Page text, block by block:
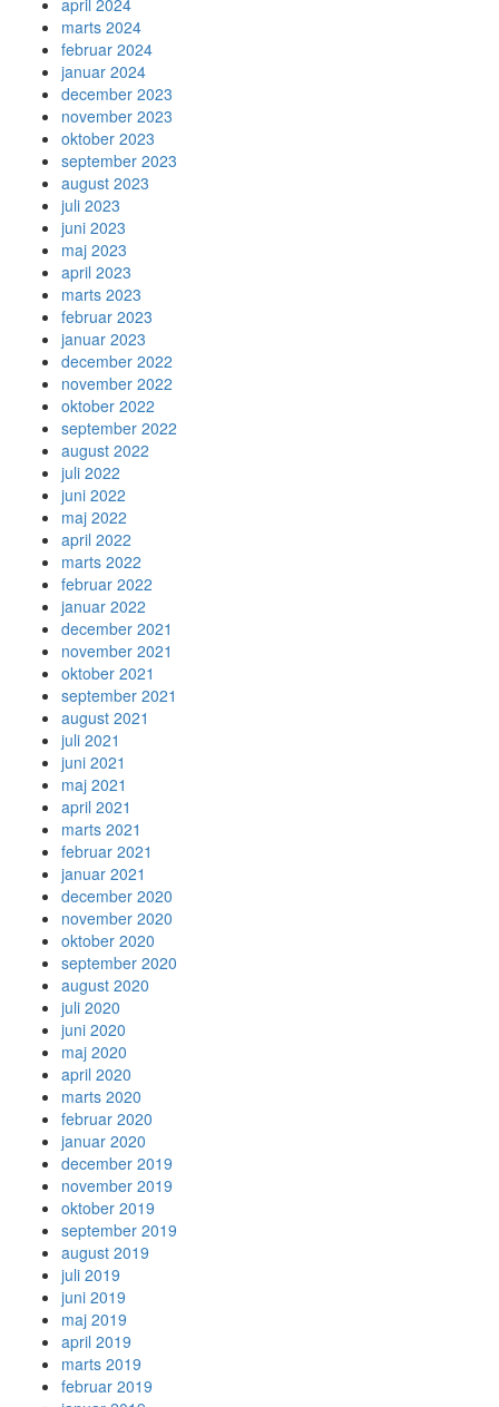
marts 2024
februar 2024
januar 2024
december 2023
november 2023
oktober 2023
september 2023
august 2023
juli 2023
juni 2023
maj 2023
april 2023
marts 2023
februar 2023
januar 2023
december 2022
november 2022
oktober 2022
september 2022
august 2022
juli 2022
juni 2022
maj 2022
april 2022
marts 2022
februar 2022
januar 2022
december 2021
november 2021
oktober 2021
september 2021
august 2021
juli 2021
juni 2021
maj 2021
april 2021
marts 2021
februar 2021
januar 2021
december 2020
november 2020
oktober 2020
september 2020
august 2020
juli 2020
juni 2020
maj 2020
april 2020
marts 2020
februar 2020
januar 2020
december 2019
november 2019
oktober 2019
september 2019
august 2019
juli 2019
juni 2019
maj 2019
april 2019
marts 2019
februar 2019